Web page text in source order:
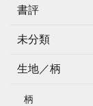
書評
未分類
生地／柄
柄